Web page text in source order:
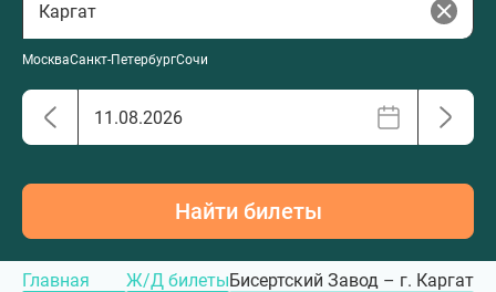
МоскваСанкт-ПетербургСочи
Найти билеты
Главная Ж/Д билетыБисертский Завод – г. Каргат